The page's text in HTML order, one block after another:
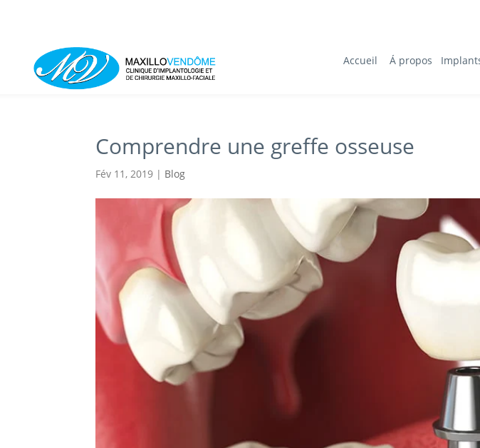
Accueil Á propos
Comprendre une greffe osseuse
Fév 11, 2019 | Blog